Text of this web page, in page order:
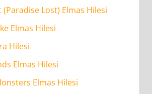
(Paradise Lost) Elmas Hilesi
Elmas Hilesi
Hilesi
Elmas Hilesi
Elmas Hilesi